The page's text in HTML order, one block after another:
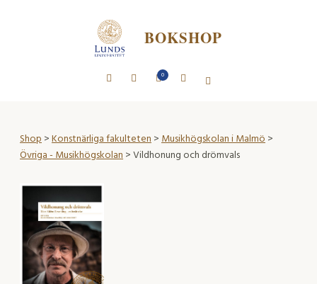
BOKSHOP
0
Shop>Konstnärliga fakulteten>Musikhögskolan i Malmö>
Övriga - Musikhögskolan> Vildhonung och drömvals